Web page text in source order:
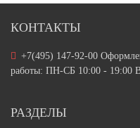
КОНТАКТЫ
+7(495) 147-92-00
работы: ПН-СБ 10:00 - 19:00
РАЗДЕЛЫ